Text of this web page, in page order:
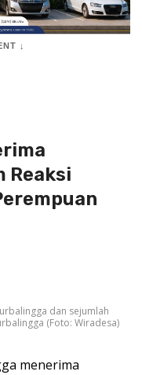
↓
Reaksi
dan sejumlah
(Foto: Wiradesa)
menerima